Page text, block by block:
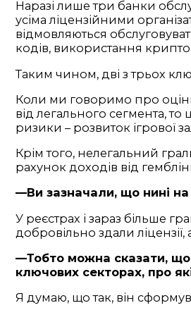
Наразі лише три банки
усіма ліцензійними
відмовляються
кодів, використання
Таким чином, дві з трьох
Коли ми говоримо про
від легального сегмента,
ризики – розвиток ігрової
Крім того, нелегальний
рахунок доходів від
—Ви зазначали, що нині на
У реєстрах і зараз більше
добровільно здали
—Тобто можна сказати, що
ключових секторах, про
Я думаю, що так, він